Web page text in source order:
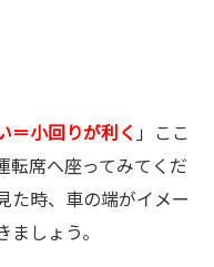
＝小回りが利く 」ここ
転席へ座ってみてくだ
た時、車の端がイメー
しょう。